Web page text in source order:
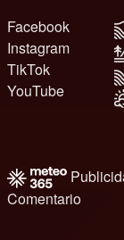
Facebook
Instagram
TikTok
YouTube
Comentario